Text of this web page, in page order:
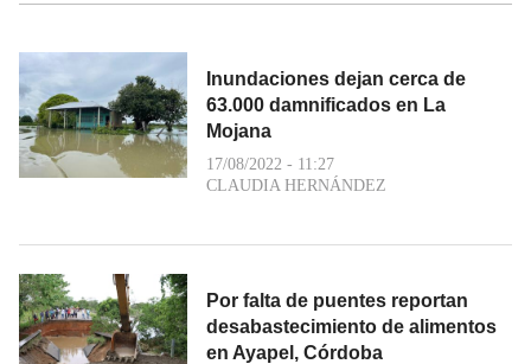
Inundaciones dejan cerca de
63.000 damnificados en La
Mojana
17/08/2022 - 11:27
CLAUDIA HERNÁNDEZ
Por falta de puentes reportan
desabastecimiento de alimentos
en Ayapel, Córdoba